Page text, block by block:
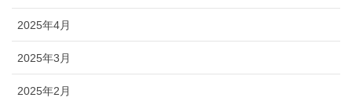
2025年4月
2025年3月
2025年2月